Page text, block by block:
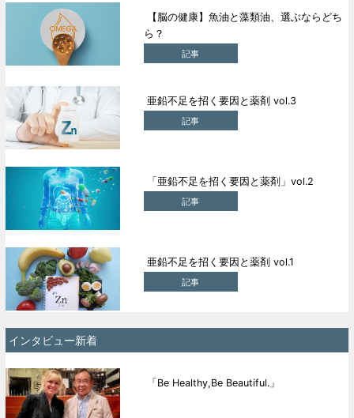
【脳の健康】魚油と藻類油、選ぶならどち
ら？
記事
亜鉛不足を招く要因と薬剤 vol.3
記事
「亜鉛不足を招く要因と薬剤」vol.2
記事
亜鉛不足を招く要因と薬剤 vol.1
記事
インタビュー新着
「Be Healthy,Be Beautiful.」